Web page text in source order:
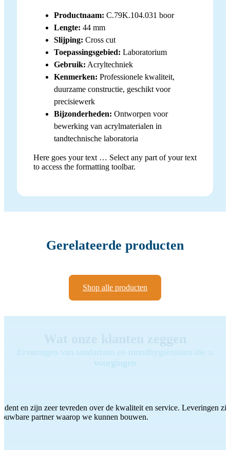
Productnaam: C.79K.104.031 boor
Lengte: 44 mm
Slijping: Cross cut
Toepassingsgebied: Laboratorium
Gebruik: Acryltechniek
Kenmerken: Professionele kwaliteit,
duurzame constructie, geschikt voor
precisiewerk
Bijzonderheden: Ontworpen voor
bewerking van acrylmaterialen in
tandtechnische laboratoria
Here goes your text … Select any part of your text
to access the formatting toolbar.
Gerelateerde producten
Shop alle producten
Ervaringen van tandartsen en mondhygiënisten die u
voorgingen
en zijn zeer tevreden over de kwaliteit en service. Leveringen
partner waarop we kunnen bouwen.